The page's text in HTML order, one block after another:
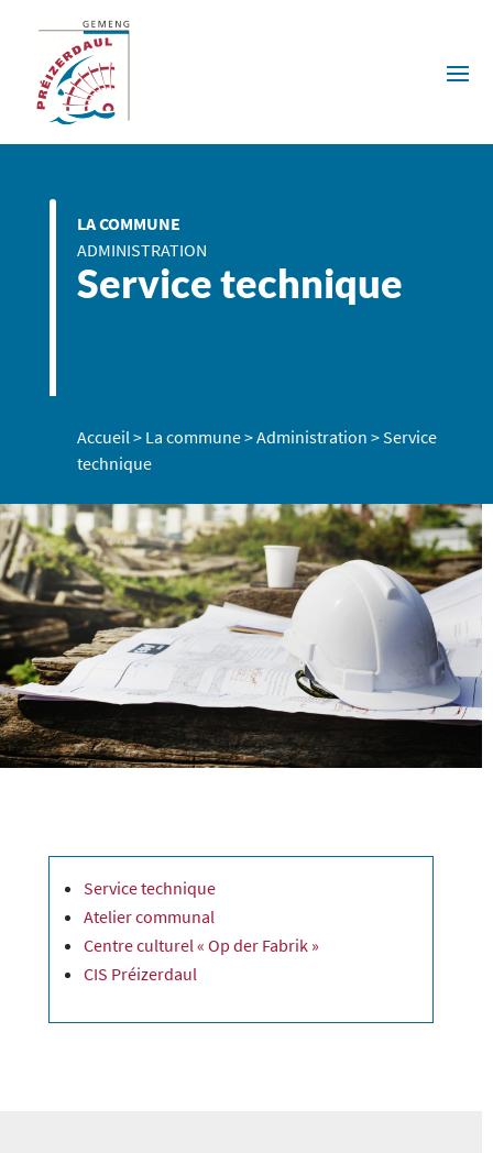
LA COMMUNE
ADMINISTRATION
Service technique
Accueil> La commune>Administration >Service
technique
Service technique
Atelier communal
Centre culturel « Op der Fabrik »
CIS Préizerdaul